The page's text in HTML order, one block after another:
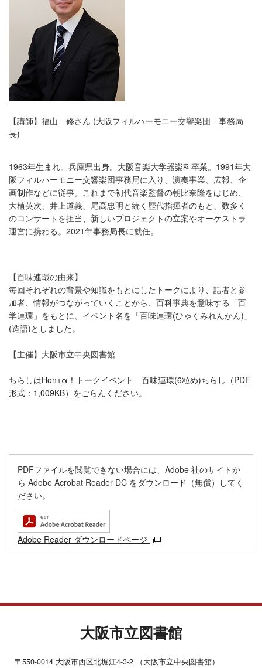
【講師】福山 修さん (大阪フィルハーモニー交響楽団 事務局
長)
1963年生まれ。兵庫県出身。大阪音楽大学器楽科卒業。1991年大
阪フィルハーモニー交響楽団事務局に入り、演奏事業、広報、企
画制作などに従事。これまで初代音楽監督の朝比奈隆をはじめ、
大植英次、井上道義、尾高忠明と続く歴代指揮者のもと、数多く
のコンサートを担当、新しいプロジェクトの立案やオーケストラ
運営に携わる。2021年事務局長に就任。
【百味連環の由来】
毎回それぞれの背景や知識をもとにしたトークにより、話者と参
加者、情報がつながっていくことから、百科事典を意味する「百
学連環」をもとに、イベント名を「百味連環(ひゃくみれんかん)」
(造語)としました。
【主催】大阪市立中央図書館
ちらしはHon+α！トークイベント 百味連環(6粒め)ちらし（PDF
形式：1,009KB） をごらんください。
PDFファイルを閲覧できない場合には、Adobe 社のサイトか
ら Adobe Acrobat Reader DC をダウンロード（無償）してく
ださい。
Adobe Reader ダウンロードページ
大阪市立図書館
〒550-0014 大阪市西区北堀江4-3-2 （大阪市立中央図書館）